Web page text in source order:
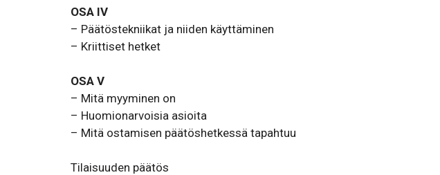
OSA IV
– Päätöstekniikat ja niiden käyttäminen
– Kriittiset hetket
OSA V
– Mitä myyminen on
– Huomionarvoisia asioita
– Mitä ostamisen päätöshetkessä tapahtuu
Tilaisuuden päätös